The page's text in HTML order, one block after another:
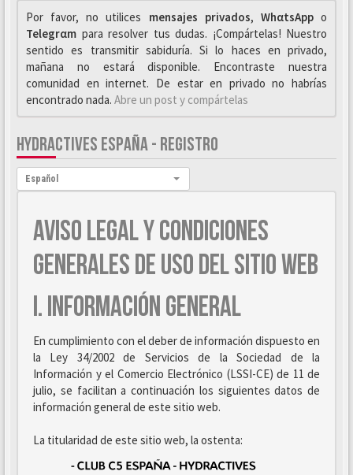
Por favor, no utilices mensajes privados, WhαtsAppo
Telegrαm para resolver tus dudas. ¡Compártelas! Nuestro
sentido es transmitir sabiduría. Si lo haces en privado,
mañana no estará disponible. Encontraste nuestra
comunidad en internet. De estar en privado no habrías
encontrado nada. Abre un post y compártelas
HYDRACTIVES ESPAÑA - REGISTRO
Idioma:
Español
AVISO LEGAL Y CONDICIONES
GENERALES DE USO DEL SITIO WEB
I. INFORMACIÓN GENERAL
En cumplimiento con el deber de información dispuesto en
la Ley 34/2002 de Servicios de la Sociedad de la
Información y el Comercio Electrónico (LSSI-CE) de 11 de
julio, se facilitan a continuación los siguientes datos de
información general de este sitio web.
La titularidad de este sitio web, la ostenta: